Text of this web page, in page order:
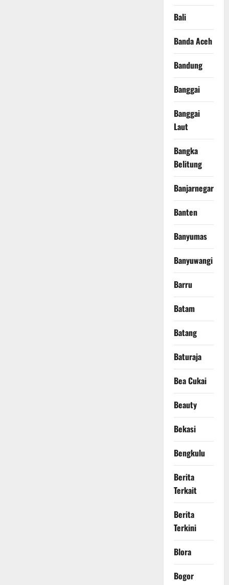
Bali
Banda Aceh
Bandung
Banggai
Banggai
Laut
Bangka
Belitung
Banjarnegara
Banten
Banyumas
Banyuwangi
Barru
Batam
Batang
Baturaja
Bea Cukai
Beauty
Bekasi
Bengkulu
Berita
Terkait
Berita
Terkini
Blora
Bogor